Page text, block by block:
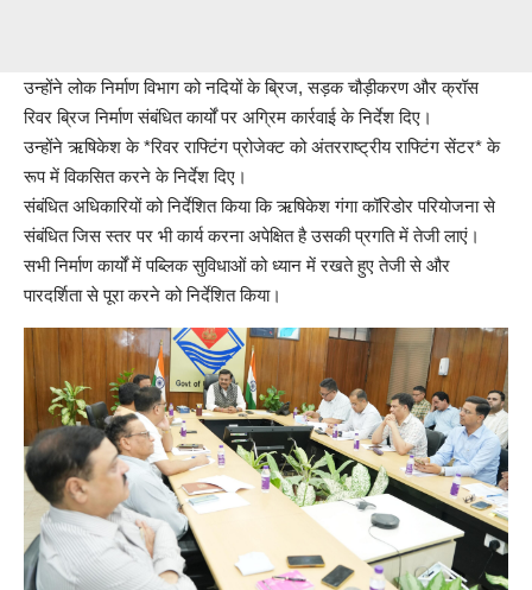
उन्होंने लोक निर्माण विभाग को नदियों के ब्रिज, सड़क चौड़ीकरण और क्रॉस
रिवर ब्रिज निर्माण संबंधित कार्यों पर अग्रिम कार्रवाई के निर्देश दिए।
उन्होंने ऋषिकेश के *रिवर राफ्टिंग प्रोजेक्ट को अंतरराष्ट्रीय राफ्टिंग सेंटर* के
रूप में विकसित करने के निर्देश दिए।
संबंधित अधिकारियों को निर्देशित किया कि ऋषिकेश गंगा कॉरिडोर परियोजना से
संबंधित जिस स्तर पर भी कार्य करना अपेक्षित है उसकी प्रगति में तेजी लाएं।
सभी निर्माण कार्यों में पब्लिक सुविधाओं को ध्यान में रखते हुए तेजी से और
पारदर्शिता से पूरा करने को निर्देशित किया।